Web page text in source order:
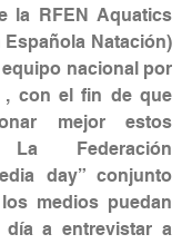
la RFEN Aquatics
Española Natación)
nacional por
con el fin de que
mejor estos
La Federación
day” conjunto
medios puedan
a entrevistar a